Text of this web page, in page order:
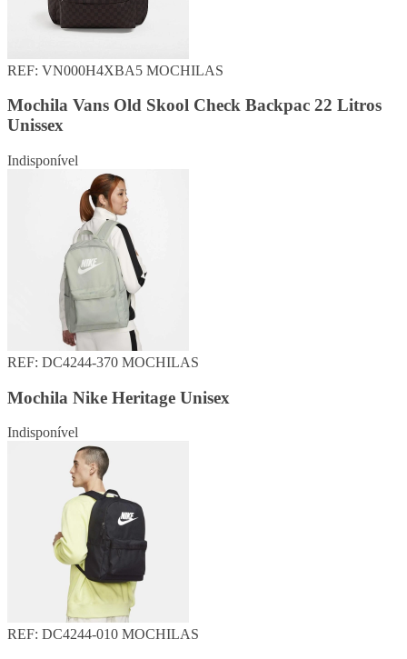
REF: VN000H4XBA5 MOCHILAS
Mochila Vans Old Skool Check Backpac 22 Litros
Unissex
Indisponível
REF: DC4244-370 MOCHILAS
Mochila Nike Heritage Unisex
Indisponível
REF: DC4244-010 MOCHILAS